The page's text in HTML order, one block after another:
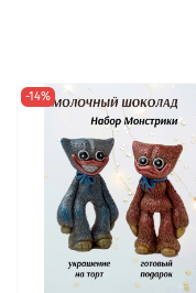
-14%